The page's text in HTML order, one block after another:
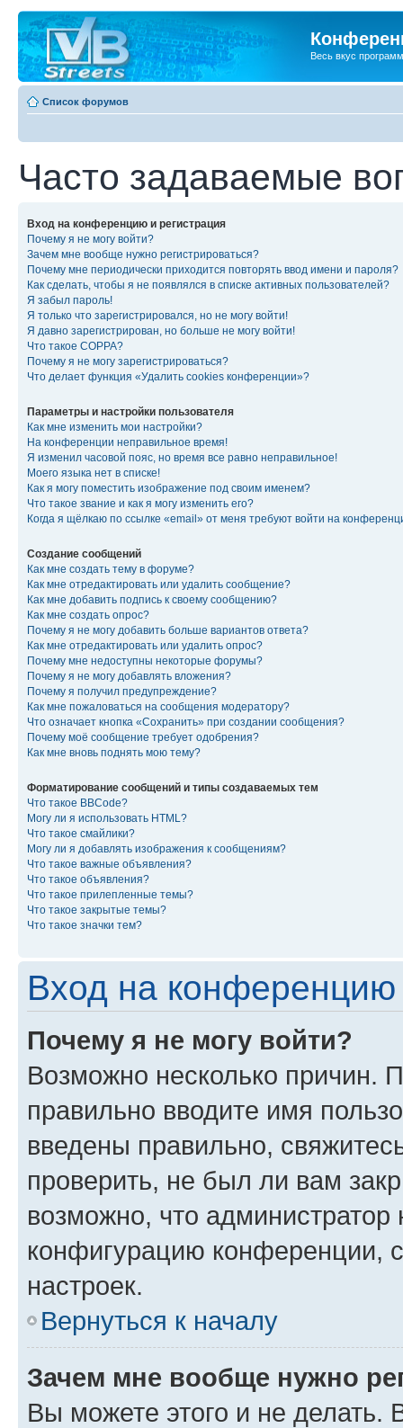
Весь вкус
Список форумов
Часто задаваемые
Вход на конференцию и регистрация
Почему я не могу войти?
Зачем мне вообще нужно регистрироваться?
Почему мне периодически приходится повторять ввод имени и пароля?
Как сделать, чтобы я не появлялся в списке активных пользователей?
Я забыл пароль!
Я только что зарегистрировался, но не могу войти!
Я давно зарегистрирован, но больше не могу войти!
Что такое COPPA?
Почему я не могу зарегистрироваться?
Что делает функция «Удалить cookies конференции»?
Параметры и настройки пользователя
Как мне изменить мои настройки?
На конференции неправильное время!
Я изменил часовой пояс, но время все равно неправильное!
Моего языка нет в списке!
Как я могу поместить изображение под своим именем?
Что такое звание и как я могу изменить его?
Когда я щёлкаю по ссылке «email» от меня требуют войти на
Создание сообщений
Как мне создать тему в форуме?
Как мне отредактировать или удалить сообщение?
Как мне добавить подпись к своему сообщению?
Как мне создать опрос?
Почему я не могу добавить больше вариантов ответа?
Как мне отредактировать или удалить опрос?
Почему мне недоступны некоторые форумы?
Почему я не могу добавлять вложения?
Почему я получил предупреждение?
Как мне пожаловаться на сообщения модератору?
Что означает кнопка «Сохранить» при создании сообщения?
Почему моё сообщение требует одобрения?
Как мне вновь поднять мою тему?
Форматирование сообщений и типы создаваемых тем
Что такое BBCode?
Могу ли я использовать HTML?
Что такое смайлики?
Могу ли я добавлять изображения к сообщениям?
Что такое важные объявления?
Что такое объявления?
Что такое прилепленные темы?
Что такое закрытые темы?
Что такое значки тем?
Вход на конференцию
Почему я не могу войти?
Возможно несколько причин.
правильно вводите имя
введены правильно,
проверить, не был ли вам
возможно, что администратор
конфигурацию конференции,
настроек.
Вернуться к началу
Зачем мне вообще нужно
Вы можете этого и не делать.